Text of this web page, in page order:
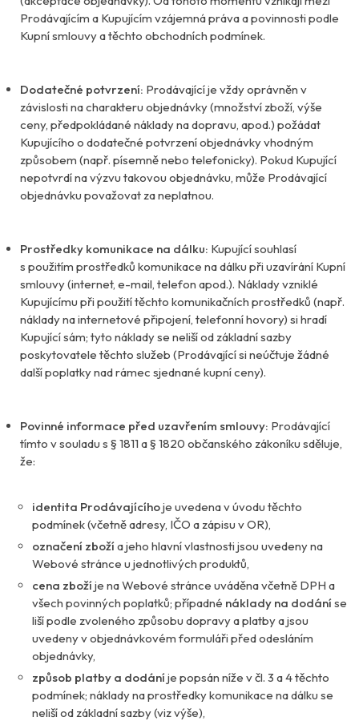
Prodávajícím a Kupujícím vzájemná práva a povinnosti podle
Kupní smlouvy a těchto obchodních podmínek.
Dodatečné potvrzení: Prodávající je vždy oprávněn v
závislosti na charakteru objednávky (množství zboží, výše
ceny, předpokládané náklady na dopravu, apod.) požádat
Kupujícího o dodatečné potvrzení objednávky vhodným
způsobem (např. písemně nebo telefonicky). Pokud Kupující
nepotvrdí na výzvu takovou objednávku, může Prodávající
objednávku považovat za neplatnou.
Prostředky komunikace na dálku: Kupující souhlasí
s použitím prostředků komunikace na dálku při uzavírání Kupní
smlouvy (internet, e-mail, telefon apod.). Náklady vzniklé
Kupujícímu při použití těchto komunikačních prostředků (např.
náklady na internetové připojení, telefonní hovory) si hradí
Kupující sám; tyto náklady se neliší od základní sazby
poskytovatele těchto služeb (Prodávající si neúčtuje žádné
další poplatky nad rámec sjednané kupní ceny).
Povinné informace před uzavřením smlouvy: Prodávající
tímto v souladu s § 1811 a § 1820 občanského zákoníku sděluje,
že:
identita Prodávajícíhoje uvedena v úvodu těchto
podmínek (včetně adresy, IČO a zápisu v OR),
označení zbožía jeho hlavní vlastnosti jsou uvedeny na
Webové stránce u jednotlivých produktů,
cena zbožíje na Webové stránce uváděna včetně DPH a
všech povinných poplatků; případné náklady na dodáníse
liší podle zvoleného způsobu dopravy a platby a jsou
uvedeny v objednávkovém formuláři před odesláním
objednávky,
způsob platby a dodáníje popsán níže v čl. 3 a 4 těchto
podmínek; náklady na prostředky komunikace na dálku se
neliší od základní sazby (viz výše),